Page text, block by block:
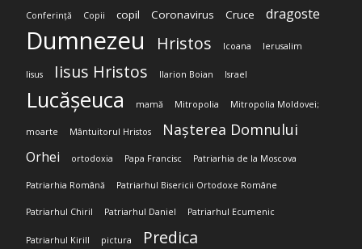
Conferință Copii copil Coronavirus Cruce dragoste
Dumnezeu Hristos Icoana Ierusalim
Iisus Iisus Hristos Ilarion Boian Israel
Lucășeuca mamă Mitropolia Mitropolia Moldovei;
moarte Mântuitorul Hristos Nașterea Domnului
Orhei ortodoxia Papa Francisc Patriarhia de la Moscova
Patriarhia Română Patriarhul Bisericii Ortodoxe Române
Patriarhul Chiril Patriarhul Daniel Patriarhul Ecumenic
Patriarhul Kirill pictura Predica